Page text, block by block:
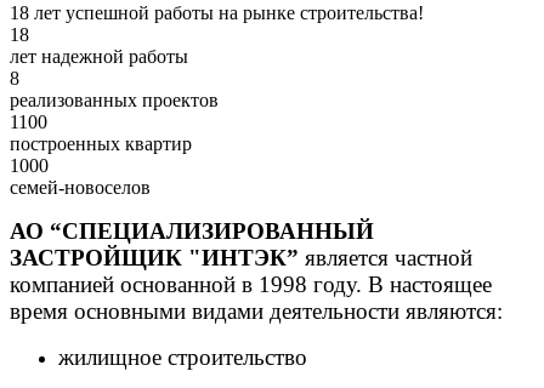
18 лет успешной работы на рынке строительства!
18
лет надежной работы
8
реализованных проектов
1100
построенных квартир
1000
семей-новоселов
АО “СПЕЦИАЛИЗИРОВАННЫЙ
ЗАСТРОЙЩИК "ИНТЭК” является частной
компанией основанной в 1998 году. В настоящее
время основными видами деятельности являются:
жилищное строительство